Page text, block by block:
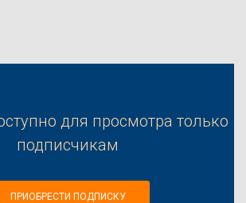
для просмотра только
подписчикам
ПРИОБРЕСТИ ПОДПИСКУ